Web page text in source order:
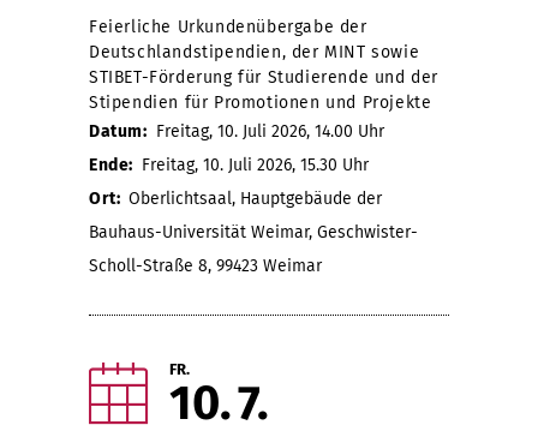
Feierliche Urkundenübergabe der
Deutschlandstipendien, der MINT sowie
STIBET-Förderung für Studierende und der
Stipendien für Promotionen und Projekte
Datum: Freitag, 10. Juli 2026, 14.00 Uhr
Ende: Freitag, 10. Juli 2026, 15.30 Uhr
Ort: Oberlichtsaal, Hauptgebäude der
Bauhaus-Universität Weimar, Geschwister-
Scholl-Straße 8, 99423 Weimar
FR.
10 7